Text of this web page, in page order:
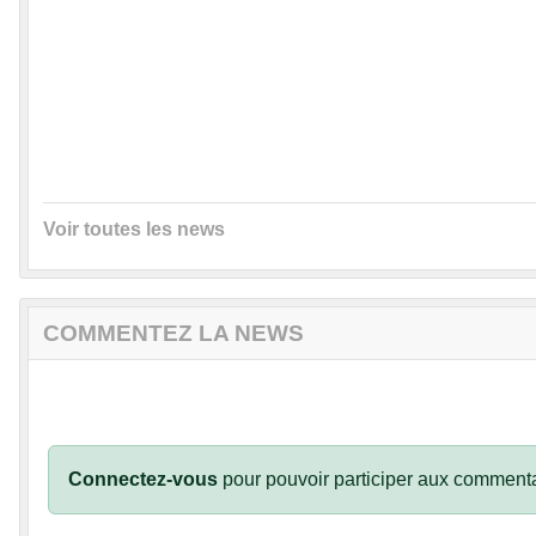
Voir toutes les news
COMMENTEZ LA NEWS
Connectez-vous pour pouvoir participer aux